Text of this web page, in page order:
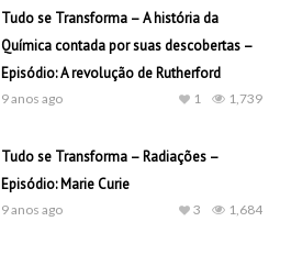
Tudo se Transforma – A história da
Química contada por suas descobertas –
Episódio: A revolução de Rutherford
9 anos ago 1,739
1
Tudo se Transforma – Radiações –
Episódio: Marie Curie
9 anos ago 1,684
3